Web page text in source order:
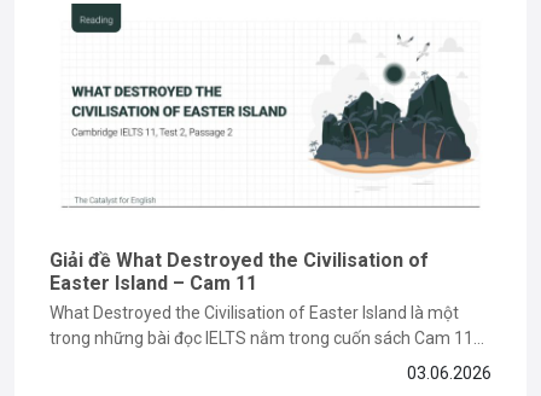
hứng và hành trang hữu ích cho các bạn trên con đường chinh phục
Giải đề What Destroyed the Civilisation of
Easter Island – Cam 11
What Destroyed the Civilisation of Easter Island là một
trong những bài đọc IELTS nằm trong cuốn sách Cam 11
về chủ đề lịch sử và môi trường, đòi hỏi bạn phải có kỹ năng
03.06.2026